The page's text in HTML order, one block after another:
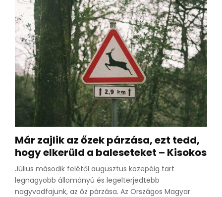
Már zajlik az őzek párzása, ezt tedd,
hogy elkerüld a baleseteket – Kisokos
Július második felétől augusztus közepéig tart
legnagyobb állományú és legelterjedtebb
nagyvadfajunk, az őz párzása. Az Országos Magyar